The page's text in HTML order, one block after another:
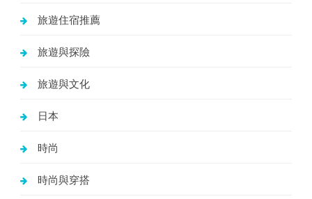
旅遊住宿推薦
旅遊與探險
旅遊與文化
日本
時尚
時尚與穿搭